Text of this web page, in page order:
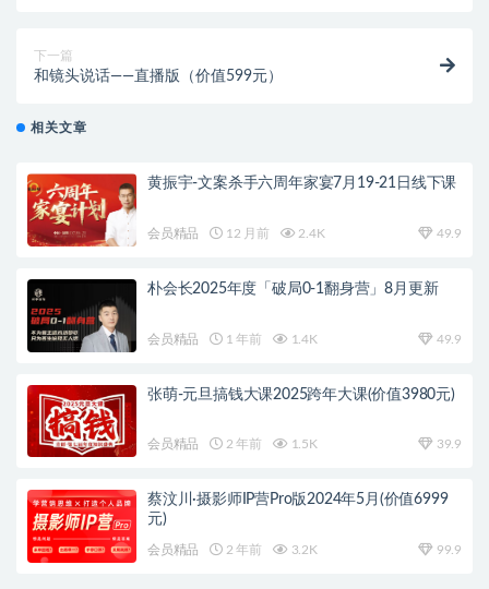
下一篇
和镜头说话——直播版（价值599元）
相关文章
黄振宇-文案杀手六周年家宴7月19-21日线下课
会员精品 12 月前 2.4K 49.9
朴会长2025年度「破局0-1翻身营」8月更新
会员精品 1 年前 1.4K 49.9
张萌-元旦搞钱大课2025跨年大课(价值3980元)
会员精品 2 年前 1.5K 39.9
蔡汶川·摄影师IP营Pro版2024年5月(价值6999
元)
会员精品 2 年前 3.2K 99.9